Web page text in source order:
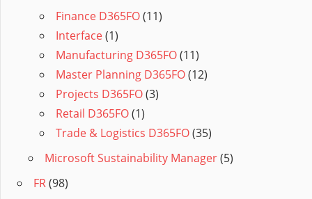
Finance D365FO(11)
Interface(1)
Manufacturing D365FO(11)
Master Planning D365FO(12)
Projects D365FO(3)
Retail D365FO(1)
Trade & Logistics D365FO(35)
Microsoft Sustainability Manager(5)
FR(98)